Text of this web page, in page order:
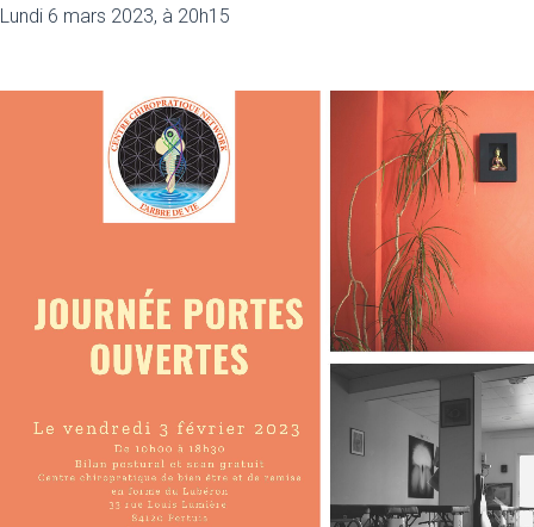
Lundi 6 mars 2023, à 20h15